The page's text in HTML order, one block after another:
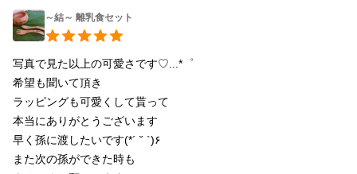
プルなデザインの商品になります。 ①名前 / ローマ字 カタカナ ひ
らがな ②性別 (女の子はリボンを描いています) こちらを お選び
い！ 【注意点として】 ・漢字は 線が繋がって綺麗に見えない場
合もございますので あまりお薦め致しません。 ・基本デザイン
(名前は 無料)の価格なので その他の追加のイラストなど 細かい
ご要望にはお応えできませんので ご了承下さい。 こちらの商品の
送料(定形外の場合) たくさん購入しても 一律で… 【 350円！】で
す(о´∀`о) *送料は一律にしてある為 差額の返金などはありません
～結～ 離乳食セット
写真で見た以上の可愛さです♡...*゜
希望も聞いて頂き
ラッピングも可愛くして貰って
本当にありがとうございます
早く孫に渡したいです(*´ ˘ `)۶
また次の孫ができた時も